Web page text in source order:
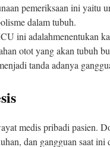
pemeriksaan ini yaitu
dalam tubuh.
ini adalahmenentukan
otot yang akan tubuh
tanda adanya
medis pribadi pasien.
dan gangguan saat ini